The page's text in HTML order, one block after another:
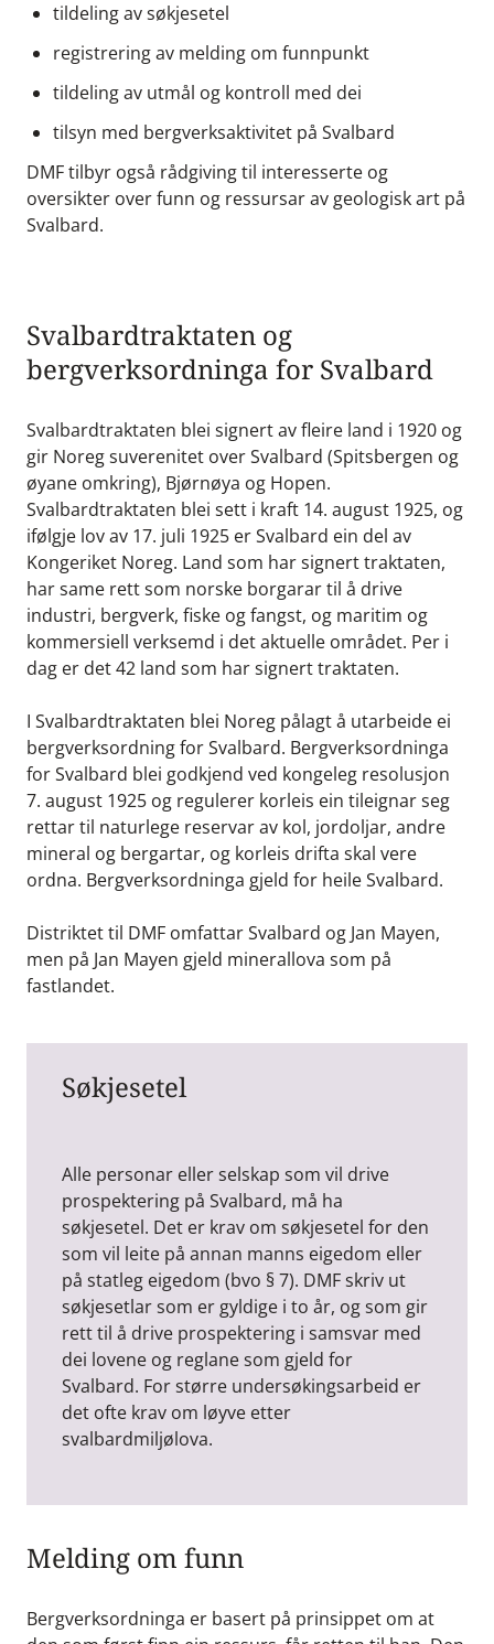
tildeling av søkjesetel
registrering av melding om funnpunkt
tildeling av utmål og kontroll med dei
tilsyn med bergverksaktivitet på Svalbard
DMF tilbyr også rådgiving til interesserte og
oversikter over funn og ressursar av geologisk art på
Svalbard.
Svalbardtraktaten og
bergverksordninga for Svalbard
Svalbardtraktaten blei signert av fleire land i 1920 og
gir Noreg suverenitet over Svalbard (Spitsbergen og
øyane omkring), Bjørnøya og Hopen.
Svalbardtraktaten blei sett i kraft 14. august 1925, og
ifølgje lov av 17. juli 1925 er Svalbard ein del av
Kongeriket Noreg. Land som har signert traktaten,
har same rett som norske borgarar til å drive
industri, bergverk, fiske og fangst, og maritim og
kommersiell verksemd i det aktuelle området. Per i
dag er det 42 land som har signert traktaten.
I Svalbardtraktaten blei Noreg pålagt å utarbeide ei
bergverksordning for Svalbard. Bergverksordninga
for Svalbard blei godkjend ved kongeleg resolusjon
7. august 1925 og regulerer korleis ein tileignar seg
rettar til naturlege reservar av kol, jordoljar, andre
mineral og bergartar, og korleis drifta skal vere
ordna. Bergverksordninga gjeld for heile Svalbard.
Distriktet til DMF omfattar Svalbard og Jan Mayen,
men på Jan Mayen gjeld minerallova som på
fastlandet.
Søkjesetel
Alle personar eller selskap som vil drive
prospektering på Svalbard, må ha
søkjesetel. Det er krav om søkjesetel for den
som vil leite på annan manns eigedom eller
på statleg eigedom (bvo § 7). DMF skriv ut
søkjesetlar som er gyldige i to år, og som gir
rett til å drive prospektering i samsvar med
dei lovene og reglane som gjeld for
Svalbard. For større undersøkingsarbeid er
det ofte krav om løyve etter
svalbardmiljølova.
Melding om funn
Bergverksordninga er basert på prinsippet om at